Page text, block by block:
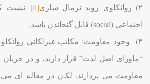
۲) روانکاوی روند نرمال سازی
[ii]
نیست
اجتماعی (social) قابل گنجاندن باشد.
۳) وجود مقاومت: مکاتب غیرلکانی
“ماورای اصل لذت” قرار دارند، و در جریان
مقاومت می پردازند. لکان در مقاله ای